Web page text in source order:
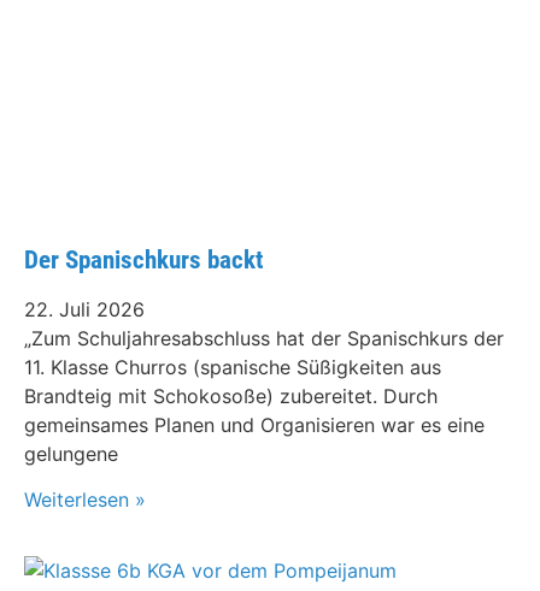
Der Spanischkurs backt
22. Juli 2026
„Zum Schuljahresabschluss hat der Spanischkurs der
11. Klasse Churros (spanische Süßigkeiten aus
Brandteig mit Schokosoße) zubereitet. Durch
gemeinsames Planen und Organisieren war es eine
gelungene
Weiterlesen »